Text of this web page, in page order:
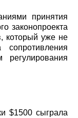
принятия
законопроекта
который уже не
регулирования
$1500 сыграла